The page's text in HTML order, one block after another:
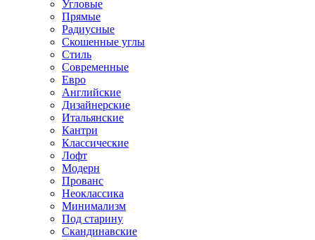
Угловые
Прямые
Радиусные
Скошенные углы
Стиль
Современные
Евро
Английские
Дизайнерские
Итальянские
Кантри
Классические
Лофт
Модерн
Прованс
Неоклассика
Минимализм
Под старину
Скандинавские